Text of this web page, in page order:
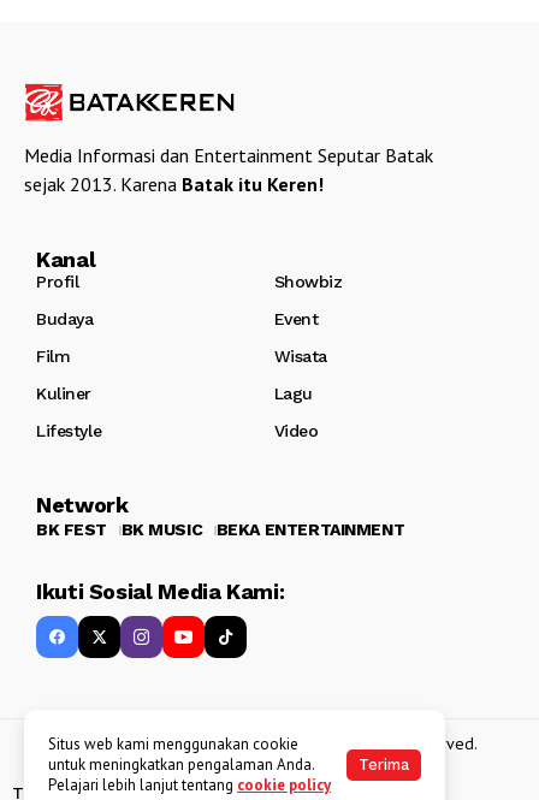
Media Informasi dan Entertainment Seputar Batak
sejak 2013. Karena Batak itu Keren!
Kanal
Profil
Showbiz
Budaya
Event
Film
Wisata
Kuliner
Lagu
Lifestyle
Video
Network
BK FEST BK MUSIC BEKA ENTERTAINMENT
Ikuti Sosial Media Kami:
Copyright 2013 - 2025BATAKKEREN . All rights reserved.
Tentang Kami Kebijakan Data Pribadi Disclaimer
Situs web kami menggunakan cookie
untuk meningkatkan pengalaman Anda.
Pelajari lebih lanjut tentang cookie policy
Terima